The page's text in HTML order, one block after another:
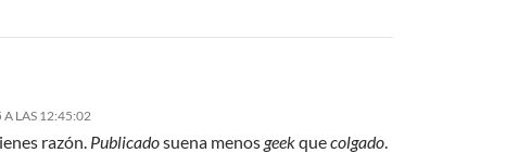
LAS 12:45:02
razón. Publicadosuena menos geekquecolgado.